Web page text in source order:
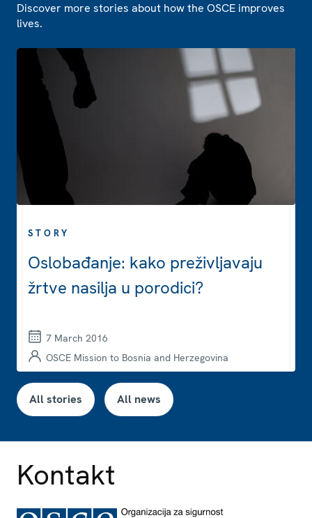
Discover more stories about how the OSCE improves
lives.
STORY
Oslobađanje: kako preživljavaju
žrtve nasilja u porodici?
7 March 2016
OSCE Mission to Bosnia and Herzegovina
All stories All news
Kontakt